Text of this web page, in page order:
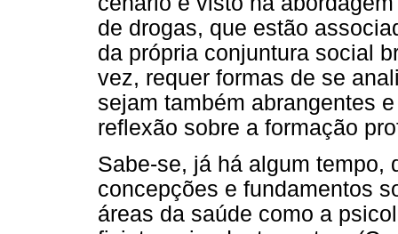
de drogas, que estão
da própria conjuntura social
vez, requer formas de se
sejam também abrangentes
reflexão sobre a formação
Sabe-se, já há algum tempo,
concepções e fundamentos
áreas da saúde como a